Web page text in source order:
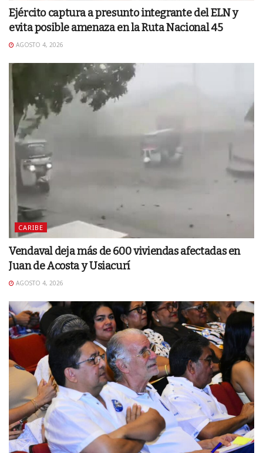
Ejército captura a presunto integrante del ELN y
evita posible amenaza en la Ruta Nacional 45
AGOSTO 4, 2026
CARIBE
Vendaval deja más de 600 viviendas afectadas en
Juan de Acosta y Usiacurí
AGOSTO 4, 2026